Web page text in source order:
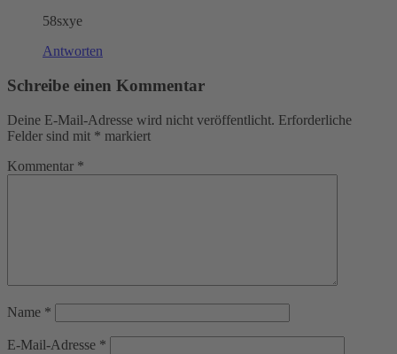
58sxye
Antworten
Schreibe einen Kommentar
Deine E-Mail-Adresse wird nicht veröffentlicht. Erforderliche
Felder sind mit * markiert
Kommentar *
Name *
E-Mail-Adresse *